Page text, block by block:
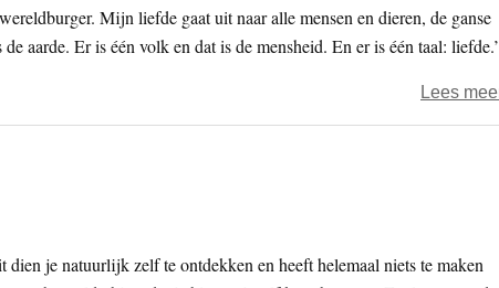
Mijn liefde gaat uit naar alle mensen en dieren, de ganse
aarde. Er is één volk en dat is de mensheid. En er is één taal: liefde.’
Lees
dien je natuurlijk zelf te ontdekken en heeft helemaal niets te maken